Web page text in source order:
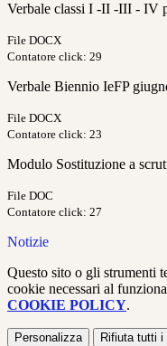
Verbale classi I -II -III - IV
File DOCX
Contatore click: 29
Verbale Biennio IeFP
File DOCX
Contatore click: 23
Modulo Sostituzione a
File DOC
Contatore click: 27
Notizie
Questo sito o gli strumenti
cookie necessari al
COOKIE POLICY.
Personalizza Rifiuta tutti i